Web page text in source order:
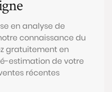
en analyse de
connaissance du
gratuitement en
estimation de votre
récentes